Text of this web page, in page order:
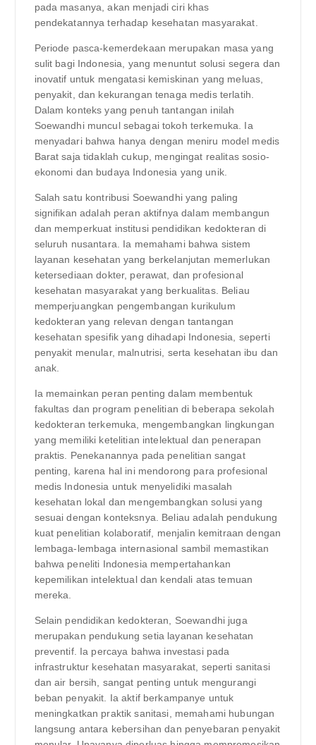
pada masanya, akan menjadi ciri khas
pendekatannya terhadap kesehatan masyarakat.
Periode pasca-kemerdekaan merupakan masa yang
sulit bagi Indonesia, yang menuntut solusi segera dan
inovatif untuk mengatasi kemiskinan yang meluas,
penyakit, dan kekurangan tenaga medis terlatih.
Dalam konteks yang penuh tantangan inilah
Soewandhi muncul sebagai tokoh terkemuka. Ia
menyadari bahwa hanya dengan meniru model medis
Barat saja tidaklah cukup, mengingat realitas sosio-
ekonomi dan budaya Indonesia yang unik.
Salah satu kontribusi Soewandhi yang paling
signifikan adalah peran aktifnya dalam membangun
dan memperkuat institusi pendidikan kedokteran di
seluruh nusantara. Ia memahami bahwa sistem
layanan kesehatan yang berkelanjutan memerlukan
ketersediaan dokter, perawat, dan profesional
kesehatan masyarakat yang berkualitas. Beliau
memperjuangkan pengembangan kurikulum
kedokteran yang relevan dengan tantangan
kesehatan spesifik yang dihadapi Indonesia, seperti
penyakit menular, malnutrisi, serta kesehatan ibu dan
anak.
Ia memainkan peran penting dalam membentuk
fakultas dan program penelitian di beberapa sekolah
kedokteran terkemuka, mengembangkan lingkungan
yang memiliki ketelitian intelektual dan penerapan
praktis. Penekanannya pada penelitian sangat
penting, karena hal ini mendorong para profesional
medis Indonesia untuk menyelidiki masalah
kesehatan lokal dan mengembangkan solusi yang
sesuai dengan konteksnya. Beliau adalah pendukung
kuat penelitian kolaboratif, menjalin kemitraan dengan
lembaga-lembaga internasional sambil memastikan
bahwa peneliti Indonesia mempertahankan
kepemilikan intelektual dan kendali atas temuan
mereka.
Selain pendidikan kedokteran, Soewandhi juga
merupakan pendukung setia layanan kesehatan
preventif. Ia percaya bahwa investasi pada
infrastruktur kesehatan masyarakat, seperti sanitasi
dan air bersih, sangat penting untuk mengurangi
beban penyakit. Ia aktif berkampanye untuk
meningkatkan praktik sanitasi, memahami hubungan
langsung antara kebersihan dan penyebaran penyakit